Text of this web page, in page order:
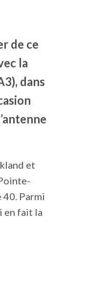
de ce
la
dans
et
Parmi
en fait la